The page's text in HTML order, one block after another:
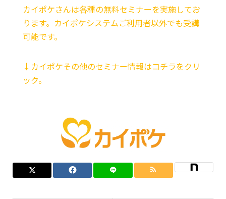
カイポケさんは各種の無料セミナーを実施してお
ります。カイポケシステムご利用者以外でも受講
可能です。
↓カイポケその他のセミナー情報はコチラをクリ
ック。